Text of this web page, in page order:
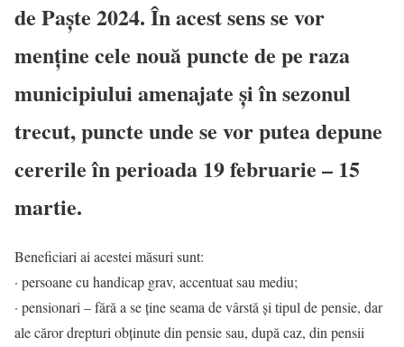
de Paște 2024. În acest sens se vor
menține cele nouă puncte de pe raza
municipiului amenajate și în sezonul
trecut, puncte unde se vor putea depune
cererile în perioada 19 februarie – 15
martie.
Beneficiari ai acestei măsuri sunt:
· persoane cu handicap grav, accentuat sau mediu;
· pensionari – fără a se ține seama de vârstă și tipul de pensie, dar
ale căror drepturi obținute din pensie sau, după caz, din pensii